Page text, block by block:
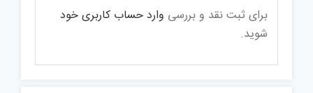
برای ثبت نقد و بررسی وارد حساب کاربری خود
شوید.